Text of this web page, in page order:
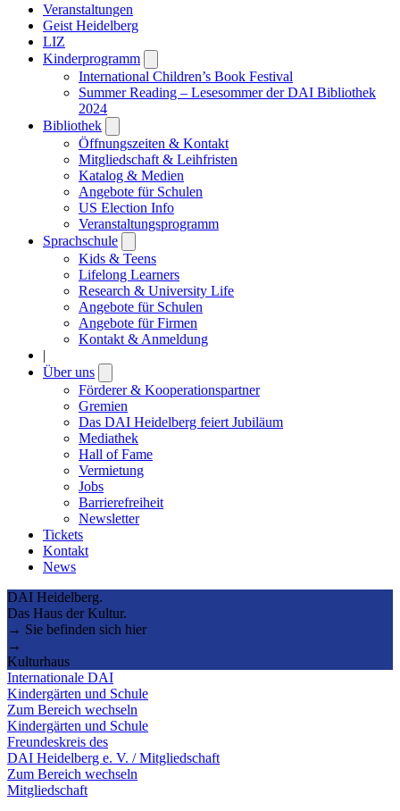
Veranstaltungen
Geist Heidelberg
LIZ
Kinderprogramm
submenu
International Children’s Book Festival
Summer Reading – Lesesommer der DAI Bibliothek
2024
Bibliothek
submenu
Öffnungszeiten & Kontakt
Mitgliedschaft & Leihfristen
Katalog & Medien
Angebote für Schulen
US Election Info
Veranstaltungsprogramm
Sprachschule
submenu
Kids & Teens
Lifelong Learners
Research & University Life
Angebote für Schulen
Angebote für Firmen
Kontakt & Anmeldung
|
Über uns
submenu
Förderer & Kooperationspartner
Gremien
Das DAI Heidelberg feiert Jubiläum
Mediathek
Hall of Fame
Vermietung
Jobs
Barrierefreiheit
Newsletter
Tickets
Kontakt
News
DAI Heidelberg.
Das Haus der Kultur.
→ Sie befinden sich hier
→
Kulturhaus
Internationale DAI
Kindergärten und Schule
Zum Bereich wechseln
Kindergärten und Schule
Freundeskreis des
DAI Heidelberg e. V. / Mitgliedschaft
Zum Bereich wechseln
Mitgliedschaft